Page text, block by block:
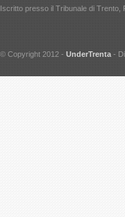
Iscritto presso il Tribunale di Trento,
© Copyright 2012 - UnderTrenta -